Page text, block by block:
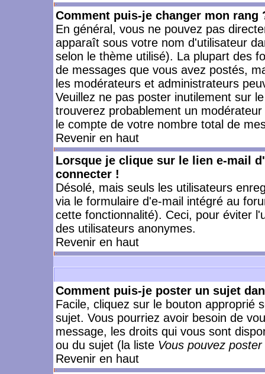
Comment puis-je changer mon rang
En général, vous ne pouvez pas
apparaît sous votre nom d'utilisateur
selon le thème utilisé). La plupart des
de messages que vous avez postés,
les modérateurs et administrateurs
Veuillez ne pas poster inutilement sur
trouverez probablement un
le compte de votre nombre total de
Revenir en haut
Lorsque je clique sur le lien e-mail
connecter !
Désolé, mais seuls les utilisateurs
via le formulaire d'e-mail intégré au
cette fonctionnalité). Ceci, pour éviter
des utilisateurs anonymes.
Revenir en haut
Comment puis-je poster un sujet
Facile, cliquez sur le bouton approprié
sujet. Vous pourriez avoir besoin de
message, les droits qui vous sont
ou du sujet (la liste Vous pouvez
Revenir en haut